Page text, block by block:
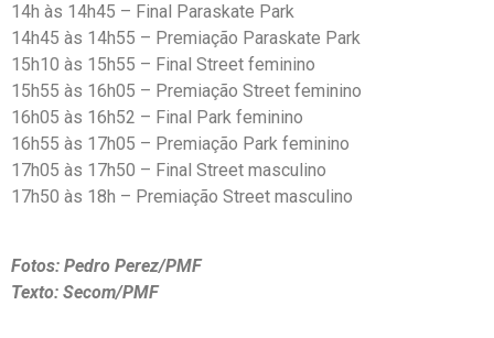
14h às 14h45 – Final Paraskate Park
14h45 às 14h55 – Premiação Paraskate Park
15h10 às 15h55 – Final Street feminino
15h55 às 16h05 – Premiação Street feminino
16h05 às 16h52 – Final Park feminino
16h55 às 17h05 – Premiação Park feminino
17h05 às 17h50 – Final Street masculino
17h50 às 18h – Premiação Street masculino
Fotos: Pedro Perez/PMF
Texto: Secom/PMF